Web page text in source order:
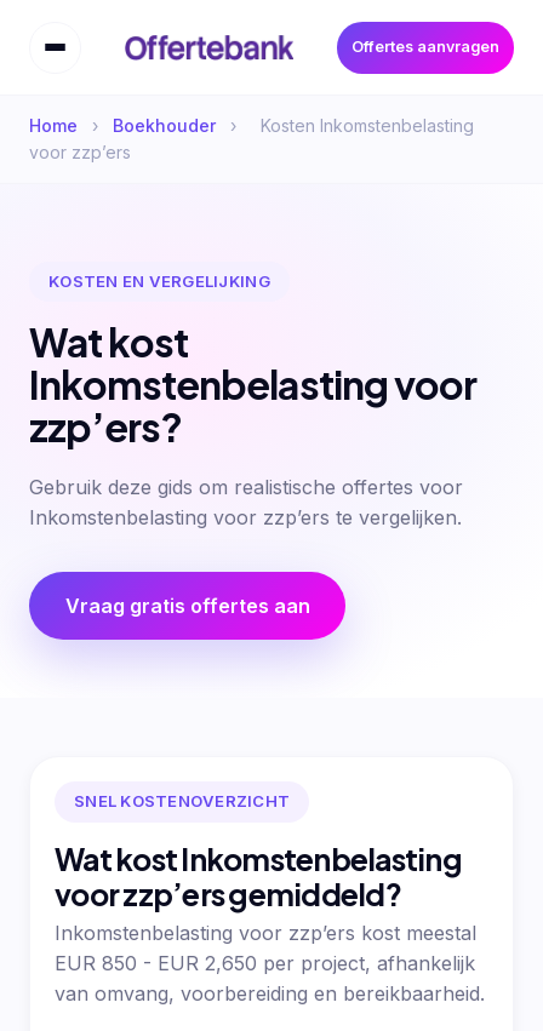
Offertes aanvragen
Home › Boekhouder ›
Kosten Inkomstenbelasting
voor zzp’ers
KOSTEN EN VERGELIJKING
Wat kost
Inkomstenbelasting voor
zzp’ers?
Gebruik deze gids om realistische offertes voor
Inkomstenbelasting voor zzp’ers te vergelijken.
Vraag gratis offertes aan
SNEL KOSTENOVERZICHT
Wat kost Inkomstenbelasting
voor zzp’ers gemiddeld?
Inkomstenbelasting voor zzp’ers kost meestal
EUR 850 - EUR 2,650 per project, afhankelijk
van omvang, voorbereiding en bereikbaarheid.